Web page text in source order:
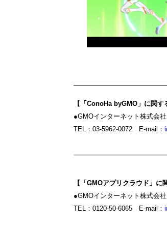
【「ConoHa byGMO」に関す
●GMOインターネット株式
TEL：03-5962-0072 E-mail：
【「 GMOアプリクラウド」に
●GMOインターネット株式
TEL：0120-50-6065 E-mail：